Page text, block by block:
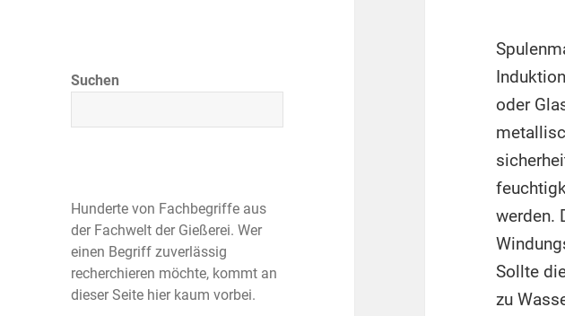
Suchen
Hunderte von Fachbegriffe aus
der Fachwelt der Gießerei. Wer
einen Begriff zuverlässig
recherchieren möchte, kommt an
dieser Seite hier kaum vorbei.
oder
werden.
Sollte
zu